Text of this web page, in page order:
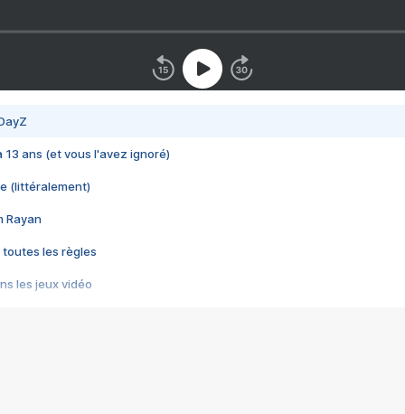
13 ans (et vous l'avez ignoré)
(littéralement)
Rayan
toutes les règles
les jeux vidéo